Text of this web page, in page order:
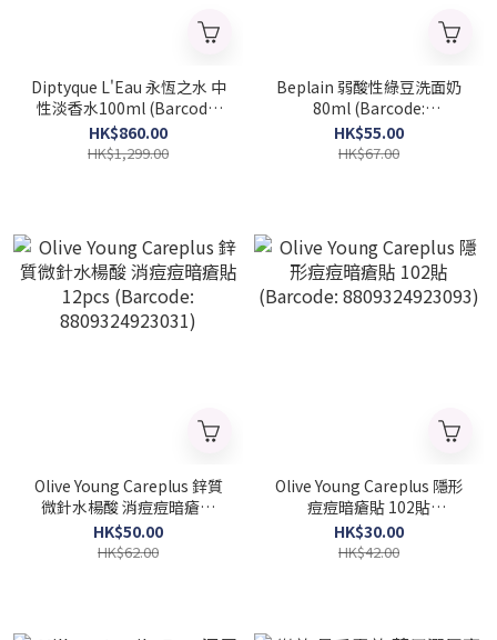
Diptyque L'Eau 永恆之水 中
性淡香水100ml (Barcode:
3700431441638)
HK$860.00
HK$1,299.00
Beplain 弱酸性綠豆洗面奶
80ml (Barcode:
8809623940050)
HK$55.00
HK$67.00
Olive Young Careplus 鋅質
微針水楊酸 消痘痘暗瘡貼
12pcs (Barcode:
8809324923031)
HK$50.00
HK$62.00
Olive Young Careplus 隱形
痘痘暗瘡貼 102貼
(Barcode: 8809324923093)
HK$30.00
HK$42.00